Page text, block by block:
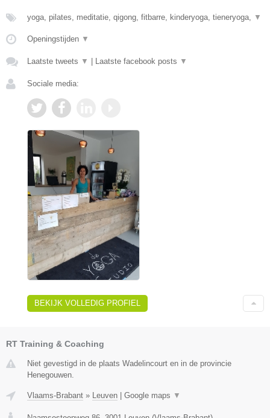
yoga, pilates, meditatie, qigong, fitbarre, kinderyoga, tieneryoga, ▼
Openingstijden ▼
Laatste tweets ▼ Laatste facebook posts ▼
Sociale media:
BEKIJK VOLLEDIG PROFIEL
RT Training & Coaching
Niet gevestigd in de plaats Wadelincourt en in de provincie
Henegouwen.
Vlaams-Brabant » Leuven | Google maps ▼